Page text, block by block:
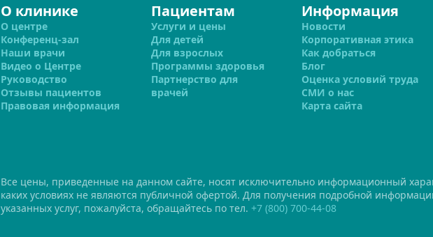
О клинике
О центре
Конференц-зал
Наши врачи
Видео о Центре
Руководство
Отзывы пациентов
Правовая информация
Пациентам
Услуги и цены
Для детей
Для взрослых
Программы здоровья
Партнерство для
врачей
Информация
Новости
Корпоративная этика
Как добраться
Блог
Оценка условий труда
СМИ о нас
Карта сайта
Все цены, приведенные на данном сайте, носят исключительно информационный
каких условиях не являются публичной офертой. Для получения подробной
указанных услуг, пожалуйста, обращайтесь по тел. +7 (800) 700-44-08